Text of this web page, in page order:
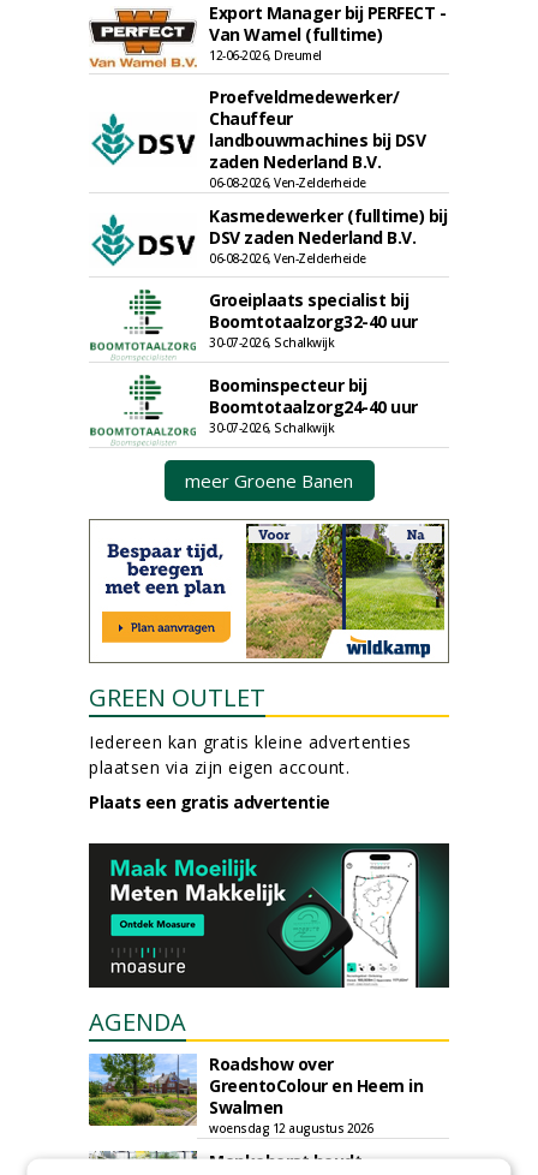
Export Manager bij PERFECT -
Van Wamel (fulltime)
12-06-2026, Dreumel
Proefveldmedewerker/
Chauffeur
landbouwmachines bij DSV
zaden Nederland B.V.
06-08-2026, Ven-Zelderheide
Kasmedewerker (fulltime) bij
DSV zaden Nederland B.V.
06-08-2026, Ven-Zelderheide
Groeiplaats specialist bij
Boomtotaalzorg32-40 uur
30-07-2026, Schalkwijk
Boominspecteur bij
Boomtotaalzorg24-40 uur
30-07-2026, Schalkwijk
meer Groene Banen
GREEN OUTLET
Iedereen kan gratis kleine advertenties
plaatsen via zijn eigen account.
Plaats een gratis advertentie
AGENDA
Roadshow over
GreentoColour en Heem in
Swalmen
woensdag 12 augustus 2026
Menkehorst houdt